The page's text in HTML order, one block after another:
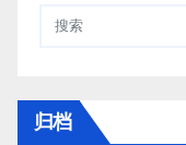
归档